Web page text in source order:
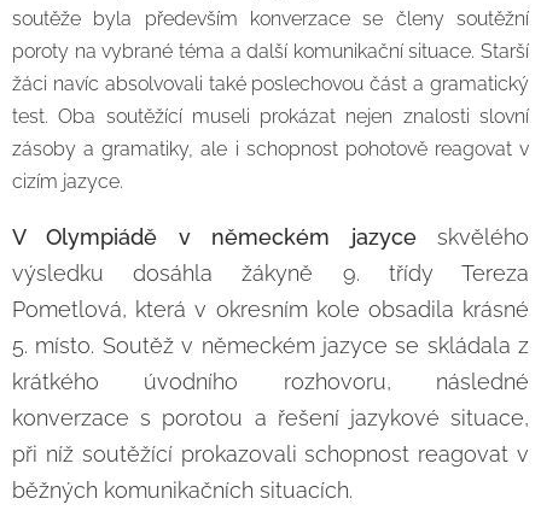
soutěže byla především konverzace se členy soutěžní
poroty na vybrané téma a další komunikační situace. Starší
žáci navíc absolvovali také poslechovou část a gramatický
test. Oba soutěžící museli prokázat nejen znalosti slovní
zásoby a gramatiky, ale i schopnost pohotově reagovat v
cizím jazyce.
V Olympiádě v německém jazyce skvělého
výsledku dosáhla žákyně 9. třídy Tereza
Pometlová, která v okresním kole obsadila krásné
5. místo. Soutěž v německém jazyce se skládala z
krátkého úvodního rozhovoru, následné
konverzace s porotou a řešení jazykové situace,
při níž soutěžící prokazovali schopnost reagovat v
běžných komunikačních situacích.